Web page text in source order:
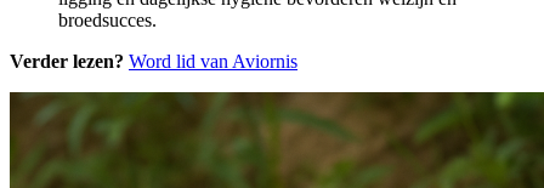
broedsucces.
Verder lezen? Word lid van Aviornis